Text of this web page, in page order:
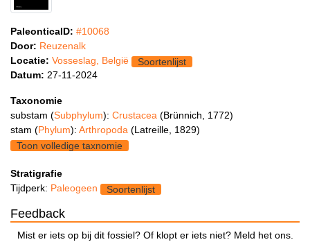
PaleonticaID: #10068
Door: Reuzenalk
Locatie: Vosseslag, België
Soortenlijst
Datum: 27-11-2024
Taxonomie
substam (Subphylum): Crustacea (Brünnich, 1772)
stam (Phylum): Arthropoda (Latreille, 1829)
Toon volledige taxnomie
Stratigrafie
Tijdperk: Paleogeen Soortenlijst
Feedback
Mist er iets op bij dit fossiel? Of klopt er iets niet? Meld het ons.